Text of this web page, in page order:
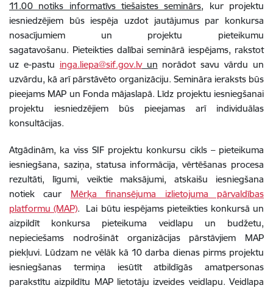
11.00 notiks informatīvs tiešaistes seminārs, kur projektu
iesniedzējiem būs iespēja uzdot jautājumus par konkursa
nosacījumiem un projektu pieteikumu
sagatavošanu. Pieteikties dalībai seminārā iespējams, rakstot
uz e-pastu inga.liepa@sif.gov.lvun norādot savu vārdu un
uzvārdu, kā arī pārstāvēto organizāciju. Semināra ieraksts būs
pieejams MAP un Fonda mājaslapā. Līdz projektu iesniegšanai
projektu iesniedzējiem būs pieejamas arī individuālas
konsultācijas.
Atgādinām, ka viss SIF projektu konkursu cikls – pieteikuma
iesniegšana, saziņa, statusa informācija, vērtēšanas procesa
rezultāti, līgumi, veiktie maksājumi, atskaišu iesniegšana
notiek caur Mērķa finansējuma izlietojuma pārvaldības
platformu (MAP).
Lai būtu iespējams pieteikties konkursā un
aizpildīt konkursa pieteikuma veidlapu un budžetu,
nepieciešams nodrošināt organizācijas pārstāvjiem MAP
piekļuvi. Lūdzam ne vēlāk kā 10 darba dienas pirms projektu
iesniegšanas termiņa iesūtīt atbildīgās amatpersonas
parakstītu aizpildītu MAP lietotāju izveides veidlapu. Veidlapa